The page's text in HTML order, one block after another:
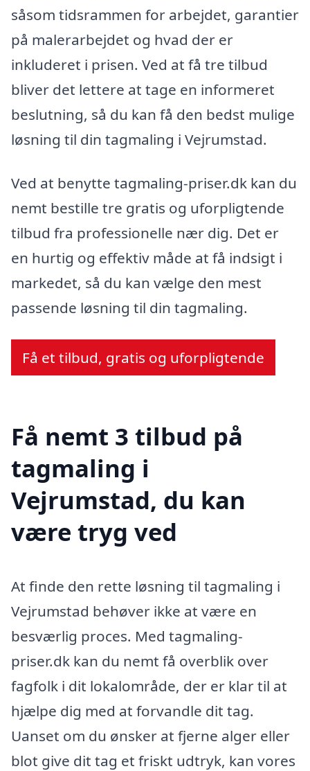
såsom tidsrammen for arbejdet, garantier
på malerarbejdet og hvad der er
inkluderet i prisen. Ved at få tre tilbud
bliver det lettere at tage en informeret
beslutning, så du kan få den bedst mulige
løsning til din tagmaling i Vejrumstad.
Ved at benytte tagmaling-priser.dk kan du
nemt bestille tre gratis og uforpligtende
tilbud fra professionelle nær dig. Det er
en hurtig og effektiv måde at få indsigt i
markedet, så du kan vælge den mest
passende løsning til din tagmaling.
Få et tilbud, gratis og uforpligtende
Få nemt 3 tilbud på
tagmaling i
Vejrumstad, du kan
være tryg ved
At finde den rette løsning til tagmaling i
Vejrumstad behøver ikke at være en
besværlig proces. Med tagmaling-
priser.dk kan du nemt få overblik over
fagfolk i dit lokalområde, der er klar til at
hjælpe dig med at forvandle dit tag.
Uanset om du ønsker at fjerne alger eller
blot give dit tag et friskt udtryk, kan vores